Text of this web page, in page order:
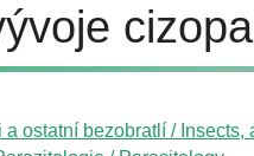
a ostatní bezobratlí / Insects,